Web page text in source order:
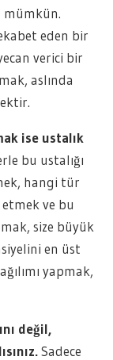
mümkün.
eden bir
verici bir
aslında
ise ustalık
bu ustalığı
hangi tür
ve bu
size büyük
en üst
yapmak,
değil,
Sadece